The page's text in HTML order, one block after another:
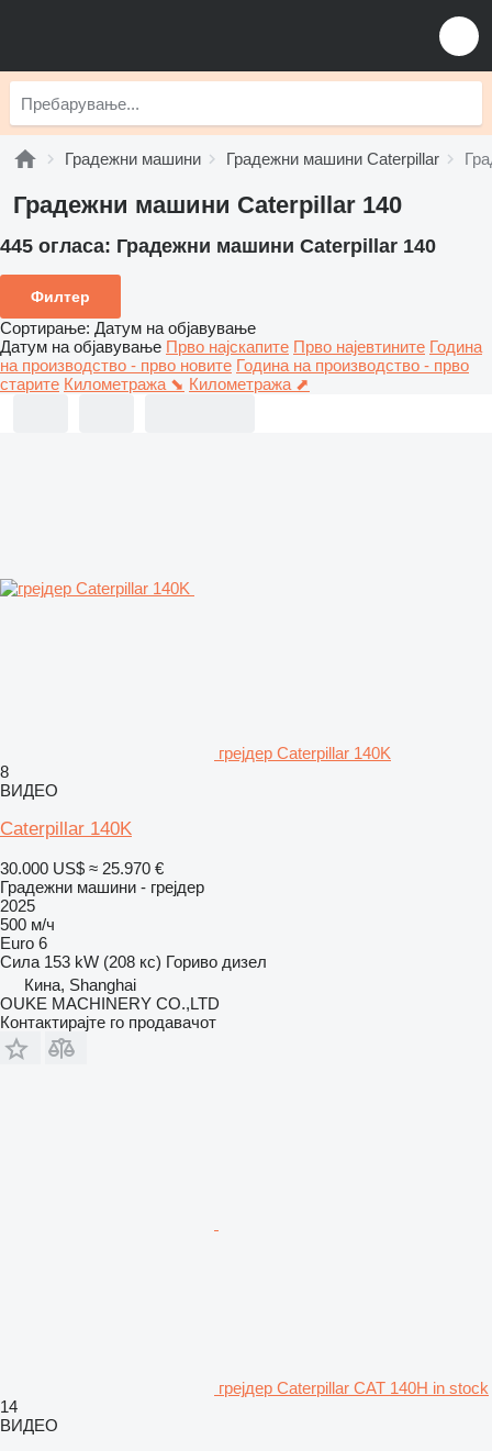
Градежни машини Градежни машини Caterpillar
Градежни машини Caterpillar 140
445 огласа: Градежни машини Caterpillar 140
Филтер
Сортирање: Датум на објавување
Датум на објавување Прво најскапите Прво најевтините Година
на производство - прво новите Година на производство - прво
старите Километража ⬊ Километража ⬈
грејдер Caterpillar 140K
8
ВИДЕО
Caterpillar 140K
30.000 US$ ≈ 25.970 €
Градежни машини - грејдер
2025
500 м/ч
Euro 6
Сила 153 kW (208 кс) Гориво дизел
Кина, Shanghai
OUKE MACHINERY CO.,LTD
Контактирајте го продавачот
грејдер Caterpillar CAT 140H in stock
14
ВИДЕО